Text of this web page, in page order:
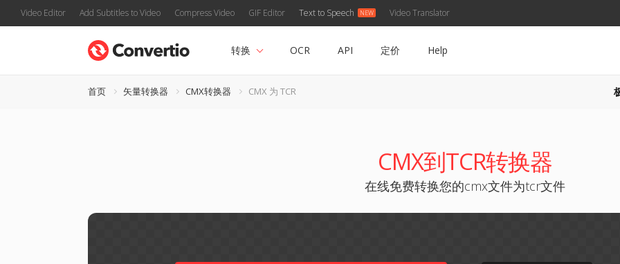
Video Editor Add Subtitles to Video Compress Video GIF Editor Text to Speech Video Translator
转换 OCR API 定价 Help
首页 矢量转换器 CMX转换器 CMX 为 TCR
CMX到TCR转换器
在线免费转换您的cmx文件为tcr文件